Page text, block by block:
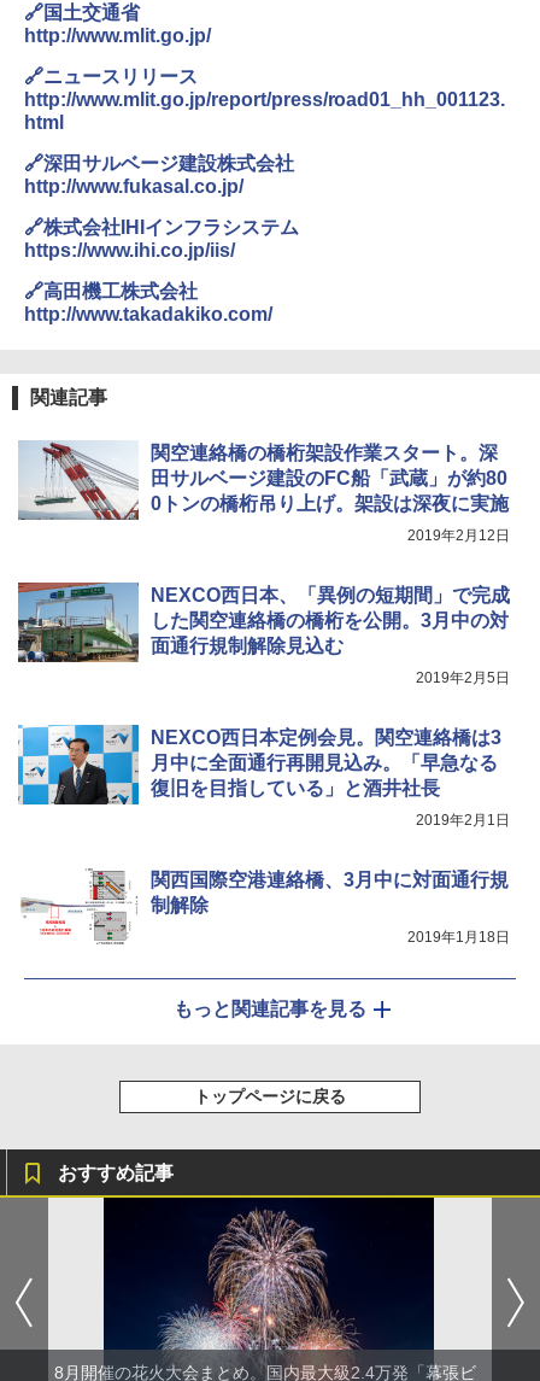
広げるだけ パッとサッとテント ブラックコ
簡単設置 ポップアップテント エクルベージ
ュ(BC仕様) PATC-150B(EB)
広げるだけ パッとサッとテント キューブワ
イド ブラックコーティング フルクローズ メ
ATCW-150B エクルベージュ
DEWEL パラソル 大型 ビーチ アウトドアパ
防水 UVカット 4段階高さ調整 軽量 収納袋付
き
USB充電式 高精度 超長距離照射 長時間使用
可能 安全ロック付き 高安全性 金属製耐久 コ
ア/オフィス/教育現場/展示会用 緑
🔗国土交通省
http://www.mlit.go.jp/
🔗ニュースリリース
http://www.mlit.go.jp/report/press/road01_hh_001123.
html
🔗深田サルベージ建設株式会社
http://www.fukasal.co.jp/
🔗株式会社IHIインフラシステム
https://www.ihi.co.jp/iis/
🔗高田機工株式会社
http://www.takadakiko.com/
関連記事
関空連絡橋の橋桁架設作業スタート。深
田サルベージ建設のFC船「武蔵」が約80
0トンの橋桁吊り上げ。架設は深夜に実施
2019年2月12日
NEXCO西日本、「異例の短期間」で完成
した関空連絡橋の橋桁を公開。3月中の対
面通行規制解除見込む
2019年2月5日
NEXCO西日本定例会見。関空連絡橋は3
月中に全面通行再開見込み。「早急なる
復旧を目指している」と酒井社長
2019年2月1日
関西国際空港連絡橋、3月中に対面通行規
制解除
2019年1月18日
もっと関連記事を見る
トップページに戻る
おすすめ記事
8月開催の花火大会まとめ。国内最大級2.4万発「幕張ビ